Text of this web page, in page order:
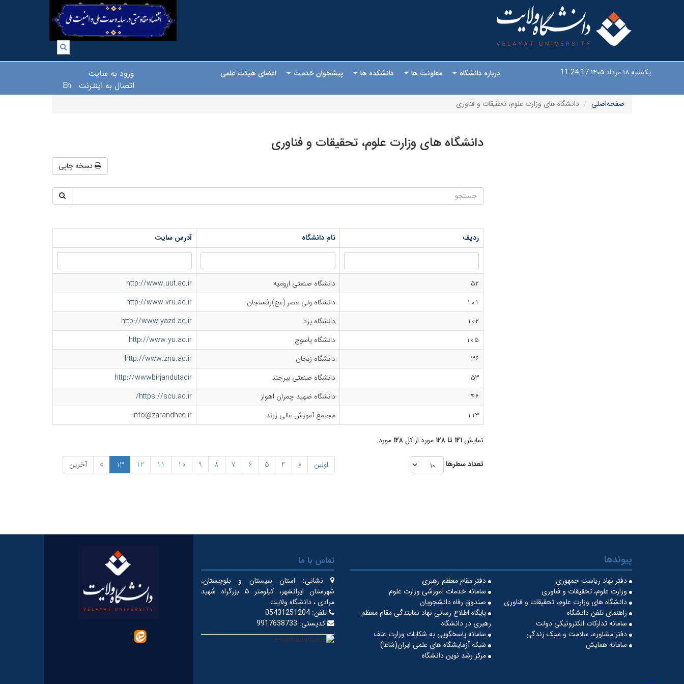
یکشنبه ۱۸ مرداد ۱۴۰۵ 11:24:17
ورود به سایت
اتصال به اینترنت
En
درباره دانشگاه معاونت ها دانشکده ها پیشخوان خدمت اعضای هیئت علمی
صفحه‌اصلی دانشگاه های وزارت علوم، تحقیقات و فناوری
دانشگاه های وزارت علوم، تحقیقات و فناوری
نسخه چاپی
ردیف نام دانشگاه آدرس سایت
۵۲ دانشگاه صنعتی ارومیه
http://www.uut.ac.ir
۱۰۱
دانشگاه ولی عصر (عج)رفسنجان
http://www.vru.ac.ir
۱۰۲
دانشگاه یزد
http://www.yazd.ac.ir
۱۰۵
دانشگاه یاسوج
http://www.yu.ac.ir
۳۶
دانشگاه زنجان
http://www.znu.ac.ir
۵۳
دانشگاه صنعتی بیرجند
http://wwwbirjandutacir
۴۶
دانشگاه ضهید چمران اهواز
https://scu.ac.ir/
۱۱۳
مجتمع آموزش عالی زرند info@zarandhec.ir
نمایش۱۲۱ تا ۱۲۸ مورد از کل۱۲۸ مورد.
تعداد سطرها اولین «
4
5
6
7
8
9
10
11
12
13
» آخرین
پیوندها
دفتر مقام معظم رهبری
دفتر نهاد ریاست جمهوری
سامانه خدمات آموزشی وزارت علوم
وزارت علوم، تحقیقات و فناوری
صندوق رفاه دانشجویان
دانشگاه های وزارت علوم، تحقیقات و فناوری
پایگاه اطلاع رسانی نهاد نمایندگی مقام معظم
رهبری در دانشگاه
راهنمای تلفن دانشگاه
سامانه تدارکات الکترونیکی دولت
سامانه پاسخگویی به شکایات وزارت عتف
دفتر مشاوره، سلامت و سبک زندگی
شبکه آزمایشگاه های علمی ایران(شاعا)
سامانه همایش
مرکز رشد نوین دانشگاه
تماس با ما
نشانی: استان سیستان و بلوچستان،
شهرستان ایرانشهر، کیلومتر ۵ بزرگراه شهید
مرادی ، دانشگاه ولایت
تلفن: 05431251204
کدپستی: 9917638733